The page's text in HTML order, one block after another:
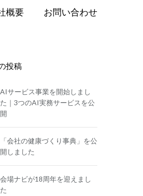
概要 お問い合わせ
投稿
AIサービス事業を開始しまし
た｜3つのAI実務サービスを公
開
「会社の健康づくり事典」を公
開しました
会場ナビが18周年を迎えまし
た